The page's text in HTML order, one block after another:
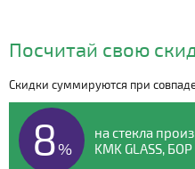
Видео о
Посчитай свою
Скидки суммируются при
8%
на стекла
KMK GLASS, БОР